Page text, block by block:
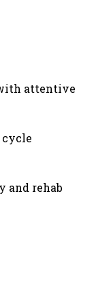
attentive
and rehab